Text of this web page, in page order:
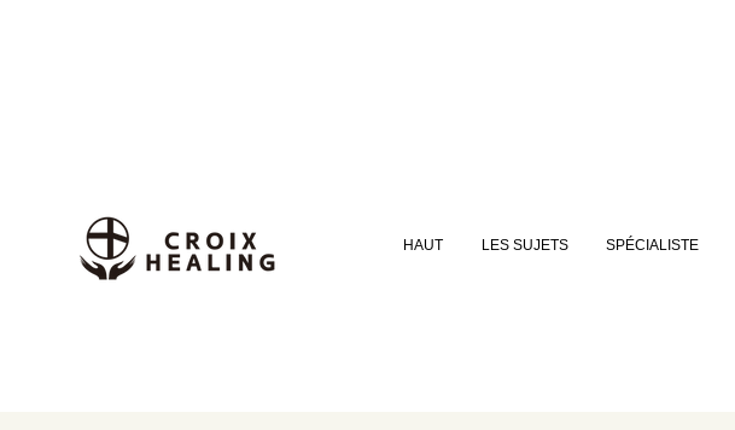
HAUT LES SUJETS SPÉCIALISTE